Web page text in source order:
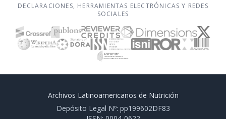
DECLARACIONES, HERRAMIENTAS ELECTRÓNICAS Y REDES
SOCIALES
Archivos Latinoamericanos de Nutrición
Depósito Legal Nº: pp199602DF83